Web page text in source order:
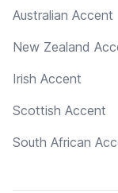
Australian Accent
New Zealand
Irish Accent
Scottish Accent
South African